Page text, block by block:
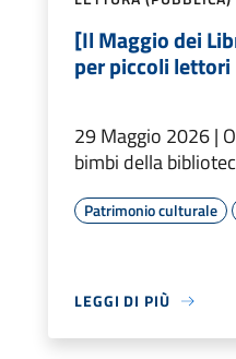
[Il Maggio dei
per piccoli lettori
29 Maggio 2026 |
bimbi della
Patrimonio culturale
LEGGI DI PIÙ